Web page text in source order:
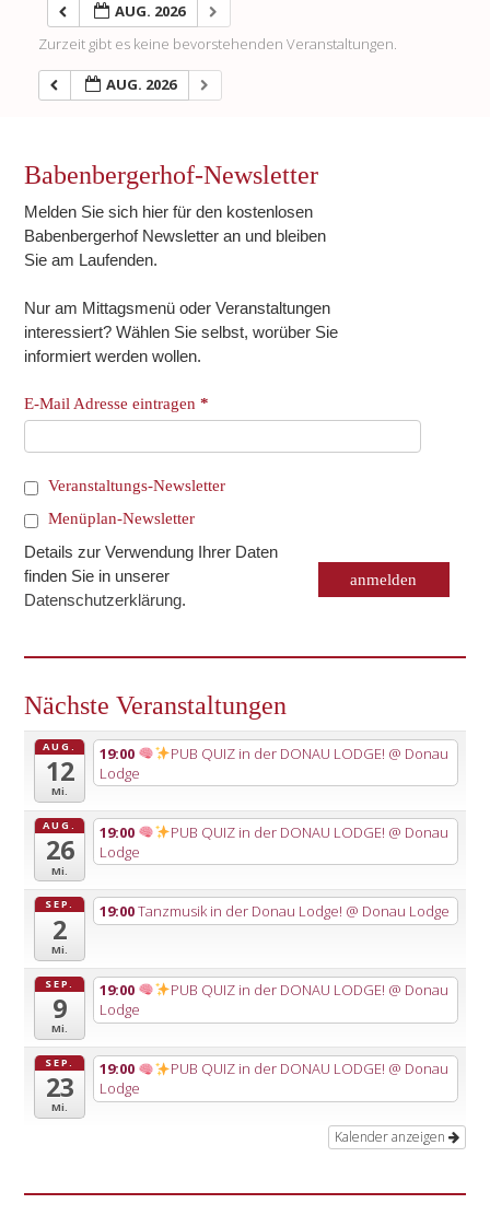
AUG. 2026
Zurzeit gibt es keine bevorstehenden Veranstaltungen.
AUG. 2026
Babenbergerhof-Newsletter
Melden Sie sich hier für den kostenlosen
Babenbergerhof Newsletter an und bleiben
Sie am Laufenden.
Nur am Mittagsmenü oder Veranstaltungen
interessiert? Wählen Sie selbst, worüber Sie
informiert werden wollen.
E-Mail Adresse eintragen*
Veranstaltungs-Newsletter
Menüplan-Newsletter
Details zur Verwendung Ihrer Daten
finden Sie in unserer
Datenschutzerklärung.
Nächste Veranstaltungen
AUG.
12
Mi.
19:00 PUB QUIZ in der DONAU LODGE! @ Donau
Lodge
AUG.
26
Mi.
19:00 PUB QUIZ in der DONAU LODGE! @ Donau
Lodge
SEP.
2
Mi.
19:00Tanzmusik in der Donau Lodge! @ Donau Lodge
SEP.
9
Mi.
19:00 PUB QUIZ in der DONAU LODGE! @ Donau
Lodge
SEP.
23
Mi.
19:00 PUB QUIZ in der DONAU LODGE! @ Donau
Lodge
Kalender anzeigen